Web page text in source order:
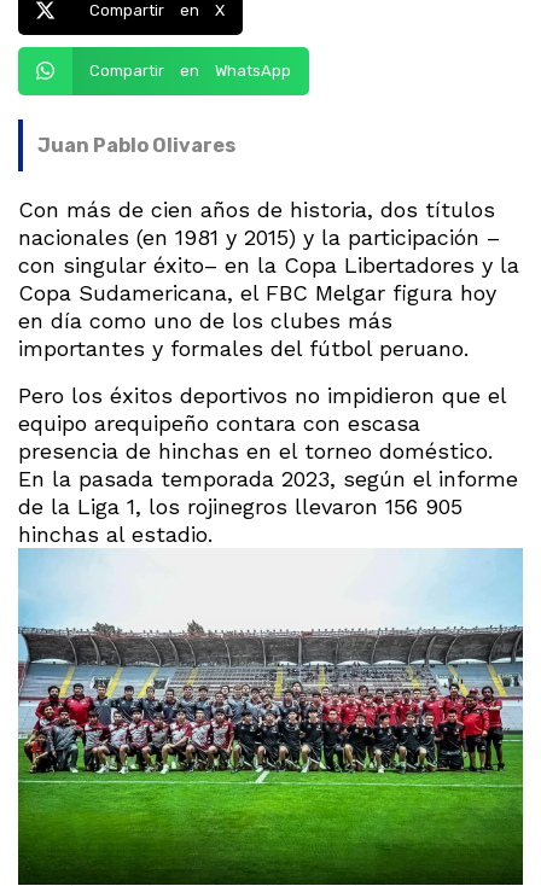
Compartir en X
Compartir en WhatsApp
Juan Pablo Olivares
Con más de cien años de historia, dos títulos
nacionales (en 1981 y 2015) y la participación –
con singular éxito– en la Copa Libertadores y la
Copa Sudamericana, el FBC Melgar figura hoy
en día como uno de los clubes más
importantes y formales del fútbol peruano.
Pero los éxitos deportivos no impidieron que el
equipo arequipeño contara con escasa
presencia de hinchas en el torneo doméstico.
En la pasada temporada 2023, según el informe
de la Liga 1, los rojinegros llevaron 156 905
hinchas al estadio.